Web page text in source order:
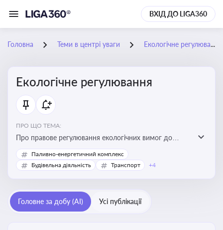
ВХІД ДО LIGA360
Головна Теми в центрі уваги Екологічне регулювання
Екологічне регулювання
ПРО ЩО ТЕМА:
Про правове регулювання екологічних вимог до
виробництв, включно з дозволами, перевірками,
стандартами викидів і гармонізацією з
Паливно-енергетичний комплекс
Будівельна діяльність
Транспорт +4
Головне за добу (AI) Усі публікації